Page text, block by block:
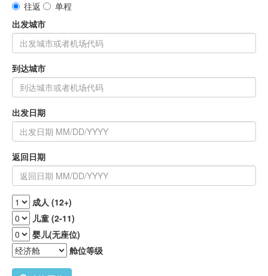
往返
单程
出发城市
到达城市
出发日期
返回日期
成人 (12+)
儿童 (2-11)
婴儿(无座位)
舱位等级